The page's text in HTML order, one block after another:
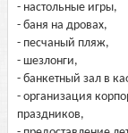
- настольные игры,
- баня на дровах,
- песчаный пляж,
- шезлонги,
- банкетный зал в
- организация
праздников,